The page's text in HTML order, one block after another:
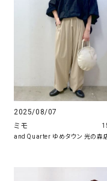
2025/08/07
ミモ
and Quarter ゆめタウン 光の森